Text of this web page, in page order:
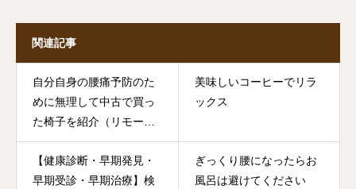
関連記事
自分自身の腰痛予防のた
めに無理して中古で買っ
た椅子を紹介（リモート
ワーク、在宅勤務にお勧
め）
美味しいコーヒーでリラ
ックス
【健康診断・早期発見・
早期受診・早期治療】検
ぎっくり腰になったらお
風呂は避けてください